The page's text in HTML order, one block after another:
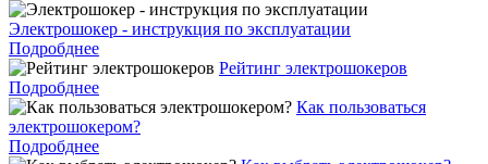
Электрошокер - инструкция по эксплуатации
Подробднее
Рейтинг электрошокеров
Подробднее
Как пользоваться
электрошокером?
Подробднее